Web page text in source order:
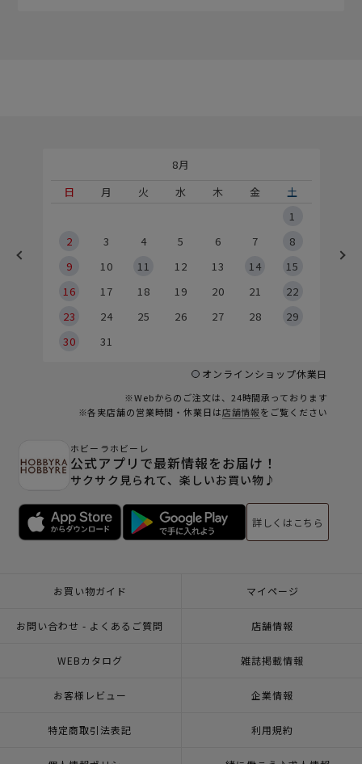
8月
日
月 火 水 木 金
土
1
2
3 4 5 6 7
8
9
10 11 12 13 14
15
16
17 18 19 20 21
22
23
24 25 26 27 28
29
30
31
オンラインショップ休業日
※Webからのご注文は、24時間承っております
※各実店舗の営業時間・休業日は店舗情報をご覧ください
ホビーラホビーレ
公式アプリで最新情報をお届け！
サクサク見られて、楽しいお買い物♪
詳しくはこちら
お買い物ガイド マイページ
お問い合わせ - よくあるご質問 店舗情報
WEBカタログ 雑誌掲載情報
お客様レビュー 企業情報
特定商取引法表記 利用規約